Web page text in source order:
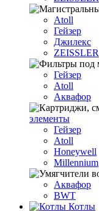
Atoll
Гейзер
Джилекс
ZEISSLER
Гейзер
Atoll
Аквафор
элементы
Гейзер
Atoll
Honeywell
Millennium
Аквафор
BWT
Котлы